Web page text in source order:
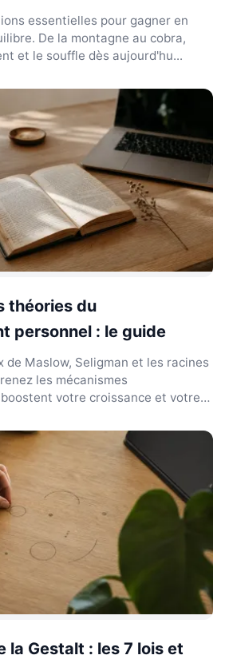
essentielles pour gagner en
De la montagne au cobra,
et le souffle dès aujourd'hu...
théories du
personnel : le guide
de Maslow, Seligman et les racines
les mécanismes
votre croissance et votre
la Gestalt : les 7 lois et